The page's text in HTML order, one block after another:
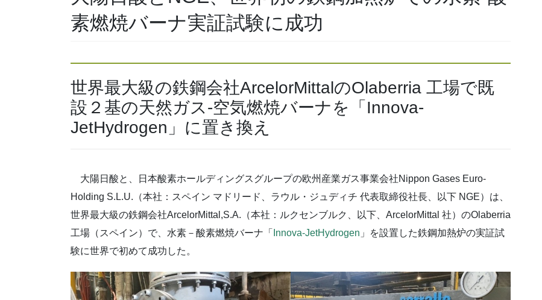
素燃焼バーナ実証試験に成功
世界最大級の鉄鋼会社ArcelorMittalのOlaberria 工場で既
設２基の天然ガス-空気燃焼バーナを「Innova-
JetHydrogen」に置き換え
大陽日酸と、日本酸素ホールディングスグループの欧州産業ガス事業会社Nippon Gases Euro-
Holding S.L.U.（本社：スペイン マドリード、ラウル・ジュディチ 代表取締役社長、以下 NGE）は、
世界最大級の鉄鋼会社ArcelorMittal,S.A.（本社：ルクセンブルク、以下、ArcelorMittal 社）のOlaberria
工場（スペイン）で、水素－酸素燃焼バーナ「
Innova-JetHydrogen 」を設置した鉄鋼加熱炉の実証試
験に世界で初めて成功した。